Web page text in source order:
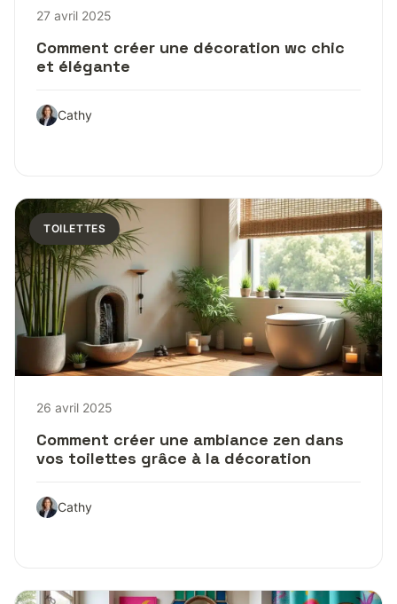
27 avril 2025
Comment créer une décoration wc chic
et élégante
Cathy
TOILETTES
26 avril 2025
Comment créer une ambiance zen dans
vos toilettes grâce à la décoration
Cathy